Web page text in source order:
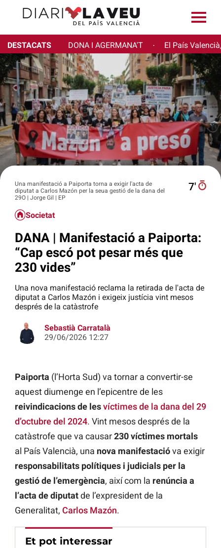
DESTACATS DONA I AGERMANA'T · El País
Una manifestació a Paiporta torna a exigir l'acta de
diputat a Carlos Mazón per la seua gestió de la dana del
29O | Jorge Gil | EP
7′
Societat
DANA | Manifestació a Paiporta:
“Cap escó pot pesar més que
230 vides”
Una nova manifestació reclama la retirada de l'acta de
diputat a Carlos Mazón i exigeix justícia vint mesos
després de la catàstrofe
Sebastià Carratalà
29/06/2026 12:27
Paiporta (l’Horta Sud) va tornar a convertir-se
aquest diumenge en l’epicentre de les
reivindicacions de lesvíctimes de la dana del 29
d’octubre del 2024. Vint mesos després de la
catàstrofe que va causar230 víctimes mortals
al País Valencià, una nova manifestacióva exigir
responsabilitats polítiques i judicials per la
gestió de l’emergència, així com la renúncia a
l’acta de diputatde l’expresident de la
Generalitat, Carlos Mazón.
Et pot interessar